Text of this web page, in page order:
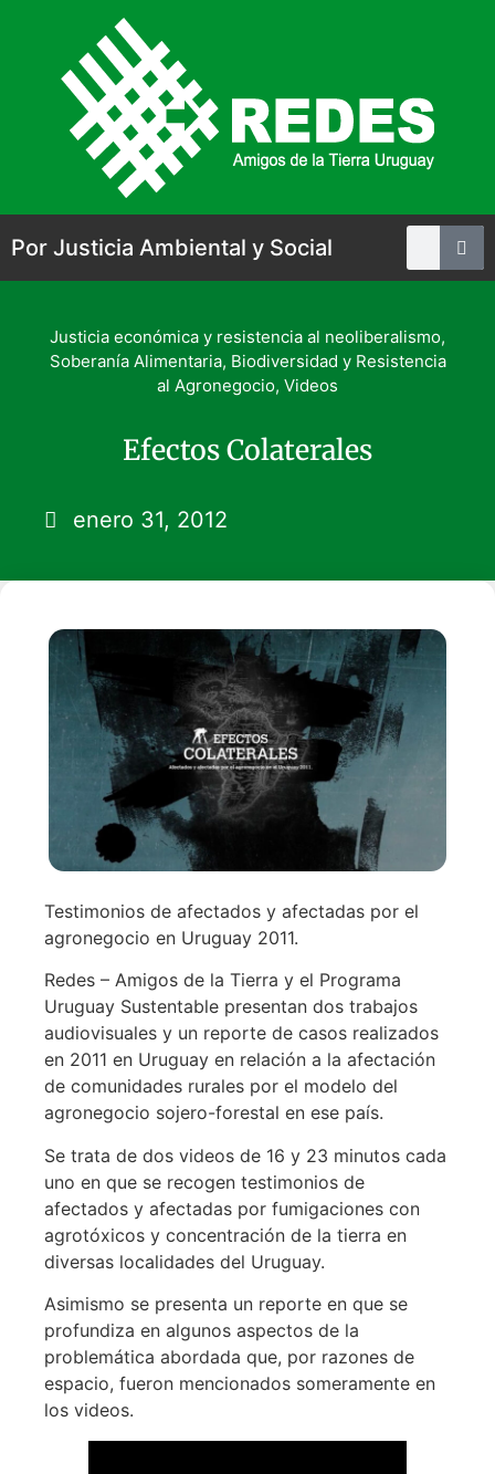
Por Justicia Ambiental y Social
Justicia económica y resistencia al neoliberalismo,
Soberanía Alimentaria, Biodiversidad y Resistencia
al Agronegocio, Videos
Efectos Colaterales
enero 31, 2012
Testimonios de afectados y afectadas por el
agronegocio en Uruguay 2011.
Redes – Amigos de la Tierra y el Programa
Uruguay Sustentable presentan dos trabajos
audiovisuales y un reporte de casos realizados
en 2011 en Uruguay en relación a la afectación
de comunidades rurales por el modelo del
agronegocio sojero-forestal en ese país.
Se trata de dos videos de 16 y 23 minutos cada
uno en que se recogen testimonios de
afectados y afectadas por fumigaciones con
agrotóxicos y concentración de la tierra en
diversas localidades del Uruguay.
Asimismo se presenta un reporte en que se
profundiza en algunos aspectos de la
problemática abordada que, por razones de
espacio, fueron mencionados someramente en
los videos.